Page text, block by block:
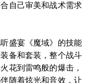
自己审美和战术需求
盛宴《魔域》的技能
备和套装，整个战斗
花到雷鸣般的爆击，
随着炫光和音效，让